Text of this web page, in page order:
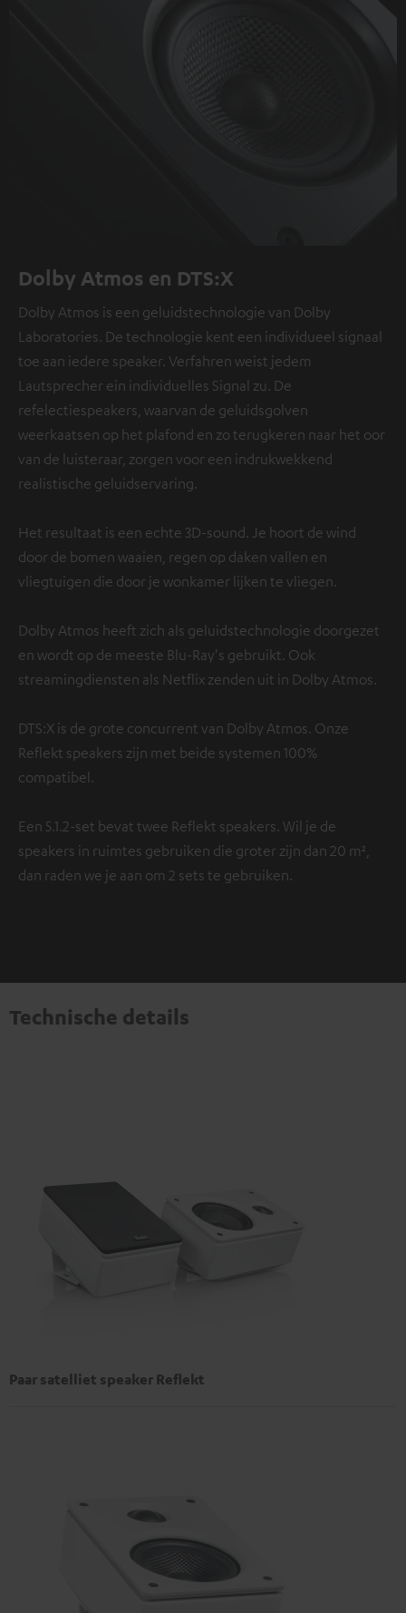
Dolby Atmos en DTS:X
Dolby Atmos is een geluidstechnologie van Dolby
Laboratories. De technologie kent een individueel signaal
toe aan iedere speaker. Verfahren weist jedem
Lautsprecher ein individuelles Signal zu. De
refelectiespeakers, waarvan de geluidsgolven
weerkaatsen op het plafond en zo terugkeren naar het oor
van de luisteraar, zorgen voor een indrukwekkend
realistische geluidservaring.
Het resultaat is een echte 3D-sound. Je hoort de wind
door de bomen waaien, regen op daken vallen en
vliegtuigen die door je wonkamer lijken te vliegen.
Dolby Atmos heeft zich als geluidstechnologie doorgezet
en wordt op de meeste Blu-Ray's gebruikt. Ook
streamingdiensten als Netflix zenden uit in Dolby Atmos.
DTS:X is de grote concurrent van Dolby Atmos. Onze
Reflekt speakers zijn met beide systemen 100%
compatibel.
Een 5.1.2-set bevat twee Reflekt speakers. Wil je de
speakers in ruimtes gebruiken die groter zijn dan 20 m²,
dan raden we je aan om 2 sets te gebruiken.
Technische details
Paar satelliet speaker Reflekt